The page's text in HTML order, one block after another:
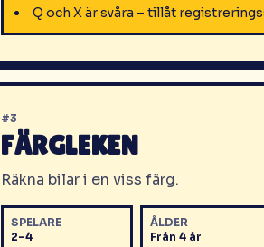
Q och X är svåra – tillåt
#3
FÄRGLEKEN
Räkna bilar i en viss färg.
SPELARE
2–4
ÅLDER
Från 4 år